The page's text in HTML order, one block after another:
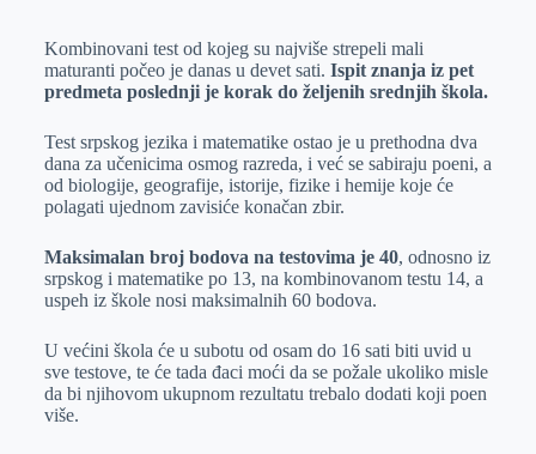
e
r
I
n
s
A
p
a
i
Kombinovani test od kojeg su najviše strepeli mali
maturanti počeo je danas u devet sati. Ispit znanja iz pet
predmeta poslednji je korak do željenih srednjih škola.
Test srpskog jezika i matematike ostao je u prethodna dva
dana za učenicima osmog razreda, i već se sabiraju poeni, a
od biologije, geografije, istorije, fizike i hemije koje će
polagati ujednom zavisiće konačan zbir.
Maksimalan broj bodova na testovima je 40, odnosno iz
srpskog i matematike po 13, na kombinovanom testu 14, a
uspeh iz škole nosi maksimalnih 60 bodova.
U većini škola će u subotu od osam do 16 sati biti uvid u
sve testove, te će tada đaci moći da se požale ukoliko misle
da bi njihovom ukupnom rezultatu trebalo dodati koji poen
više.